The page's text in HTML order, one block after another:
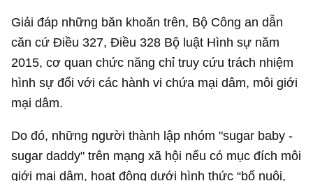
Giải đáp những băn khoăn trên, Bộ Công an dẫn
căn cứ Điều 327, Điều 328 Bộ luật Hình sự năm
2015, cơ quan chức năng chỉ truy cứu trách nhiệm
hình sự đối với các hành vi chứa mại dâm, môi giới
mại dâm.
Do đó, những người thành lập nhóm "sugar baby -
sugar daddy" trên mạng xã hội nếu có mục đích môi
giới mại dâm, hoạt động dưới hình thức “bố nuôi,